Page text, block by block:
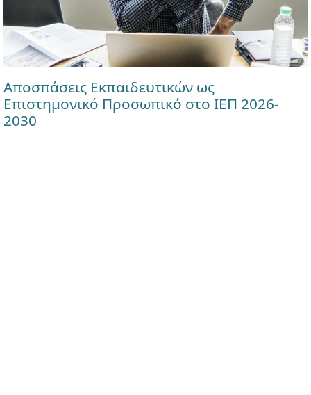
Αποσπάσεις Εκπαιδευτικών ως
Επιστημονικό Προσωπικό στο ΙΕΠ 2026-
2030